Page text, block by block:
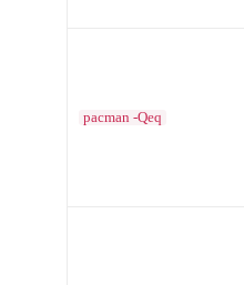
pacman -Qeq